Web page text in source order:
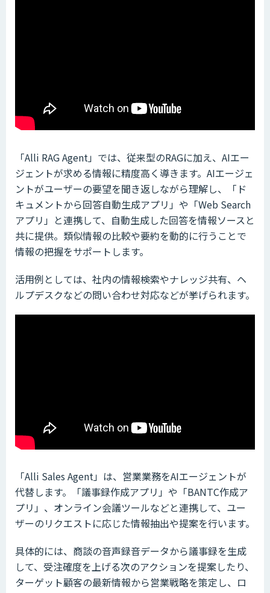
「Alli RAG Agent」では、従来型のRAGに加え、AIエー
ジェントが求める情報に精度高く導きます。AIエージェ
ントがユーザーの要望を聞き返しながら理解し、「ド
キュメントから回答自動生成アプリ」や「Web Search
アプリ」と連携して、自動生成した回答を情報ソースと
共に提供。類似情報の比較や要約を動的に行うことで
情報の把握をサポートします。
活用例としては、社内の情報検索やナレッジ共有、ヘ
ルプデスクなどの問い合わせ対応などが挙げられます。
「Alli Sales Agent」は、営業業務をAIエージェントが
代替します。「議事録作成アプリ」や「BANTC作成ア
プリ」、オンライン会議ツールなどと連携して、ユー
ザーのリクエストに応じた情報抽出や提案を行います。
具体的には、商談の音声録音データから議事録を生成
して、受注確度を上げる次のアクションを提案したり、
ターゲット顧客の最新情報から営業戦略を策定し、ロ